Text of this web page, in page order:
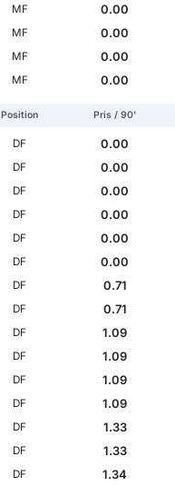
MF
0.00
MF
0.00
MF
0.00
MF 0.00
Position Pris / 90'
DF
0.00
DF
0.00
DF
0.00
DF
0.00
DF
0.00
DF
0.00
DF
0.71
DF
0.71
DF
1.09
DF
1.09
DF
1.09
DF
1.09
DF
1.33
DF
1.33
DF 1.34